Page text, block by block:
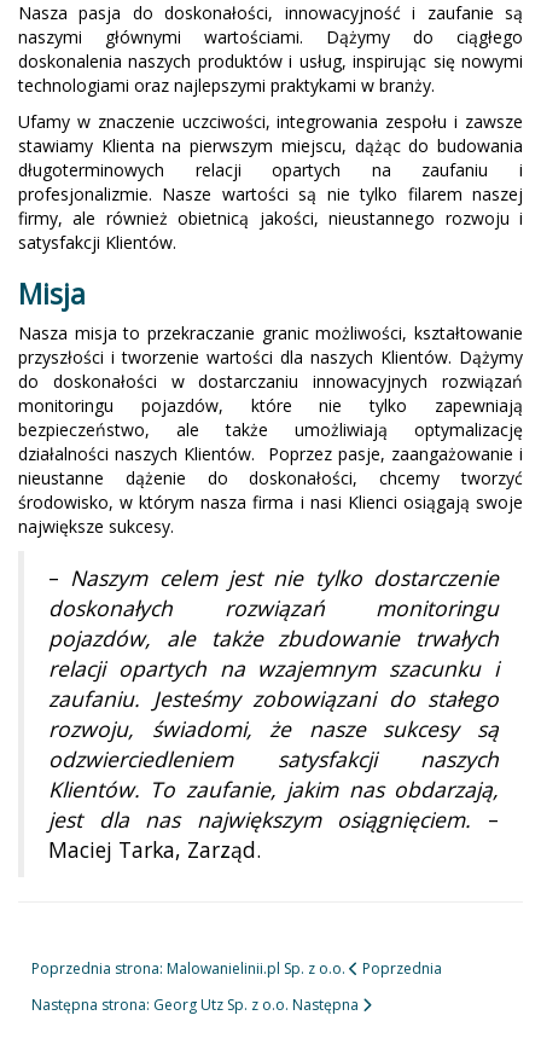
Nasza pasja do doskonałości, innowacyjność i zaufanie są
naszymi głównymi wartościami. Dążymy do ciągłego
doskonalenia naszych produktów i usług, inspirując się nowymi
technologiami oraz najlepszymi praktykami w branży.
Ufamy w znaczenie uczciwości, integrowania zespołu i zawsze
stawiamy Klienta na pierwszym miejscu, dążąc do budowania
długoterminowych relacji opartych na zaufaniu i
profesjonalizmie. Nasze wartości są nie tylko filarem naszej
firmy, ale również obietnicą jakości, nieustannego rozwoju i
satysfakcji Klientów.
Misja
Nasza misja to przekraczanie granic możliwości, kształtowanie
przyszłości i tworzenie wartości dla naszych Klientów. Dążymy
do doskonałości w dostarczaniu innowacyjnych rozwiązań
monitoringu pojazdów, które nie tylko zapewniają
bezpieczeństwo, ale także umożliwiają optymalizację
działalności naszych Klientów. Poprzez pasje, zaangażowanie i
nieustanne dążenie do doskonałości, chcemy tworzyć
środowisko, w którym nasza firma i nasi Klienci osiągają swoje
największe sukcesy.
– Naszym celem jest nie tylko dostarczenie
doskonałych rozwiązań monitoringu
pojazdów, ale także zbudowanie trwałych
relacji opartych na wzajemnym szacunku i
zaufaniu. Jesteśmy zobowiązani do stałego
rozwoju, świadomi, że nasze sukcesy są
odzwierciedleniem satysfakcji naszych
Klientów. To zaufanie, jakim nas obdarzają,
jest dla nas największym osiągnięciem. –
Maciej Tarka, Zarząd.
Poprzednia strona: Malowanielinii.pl Sp. z o.o.
Poprzednia
Następna strona: Georg Utz Sp. z o.o. Następna